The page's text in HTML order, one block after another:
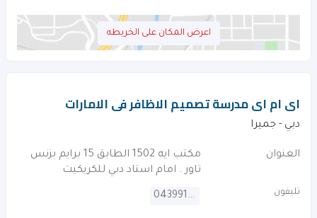
اعرض المكان على الخريطه
اى ام اى مدرسة تصميم الاظافر فى الامارات
دبي - جميرا
العنوان
مكتب ايه 1502 الطابق 15 برايم بزنس
تاور . امام استاد دبي للكريكيت
تليفون 043991331